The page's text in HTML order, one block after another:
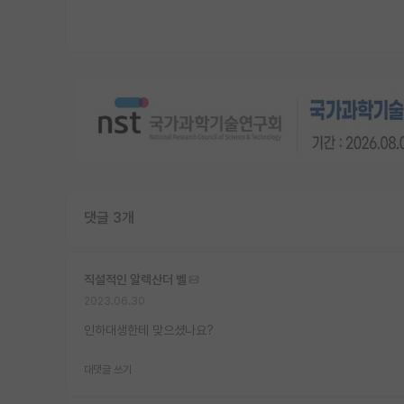
댓글 3개
직설적인 알렉산더 벨
인하대생한테 맞으셨나요?
대댓글 쓰기